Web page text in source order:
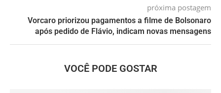
próxima postagem
Vorcaro priorizou pagamentos a filme de Bolsonaro
após pedido de Flávio, indicam novas mensagens
VOCÊ PODE GOSTAR